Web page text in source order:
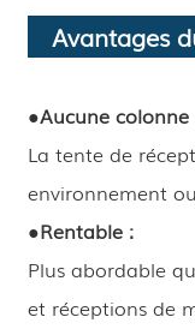
Avantages
●Aucune
La tente de
environnement
●Rentable :
Plus abordable
et réceptions de